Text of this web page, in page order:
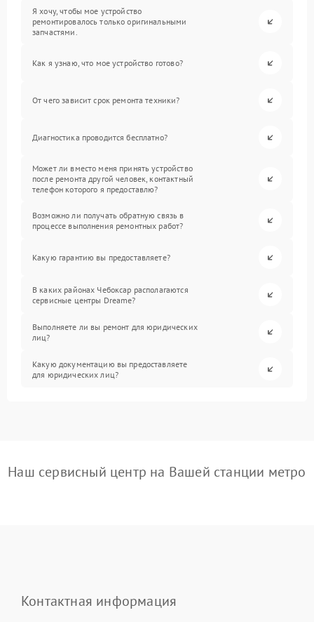
Я хочу, чтобы мое устройство
ремонтировалось только оригинальными
запчастями.
Как я узнаю, что мое устройство готово?
От чего зависит срок ремонта техники?
Диагностика проводится бесплатно?
Может ли вместо меня принять устройство
после ремонта другой человек, контактный
телефон которого я предоставлю?
Возможно ли получать обратную связь в
процессе выполнения ремонтных работ?
Какую гарантию вы предоставляете?
В каких районах Чебоксар располагаются
сервисные центры Dreame?
Выполняете ли вы ремонт для юридических
лиц?
Какую документацию вы предоставляете
для юридических лиц?
Наш сервисный центр на Вашей станции метро
Контактная информация